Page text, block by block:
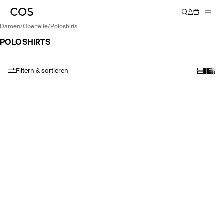
damen/ oberteile/ poloshirts
POLOSHIRTS
Filtern & sortieren